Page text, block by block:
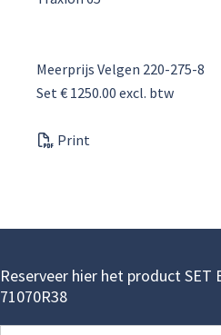
Meerprijs Velgen 220-275-8
Set € 1250.00 excl. btw
Print
Reserveer hier het product SET
71070R38